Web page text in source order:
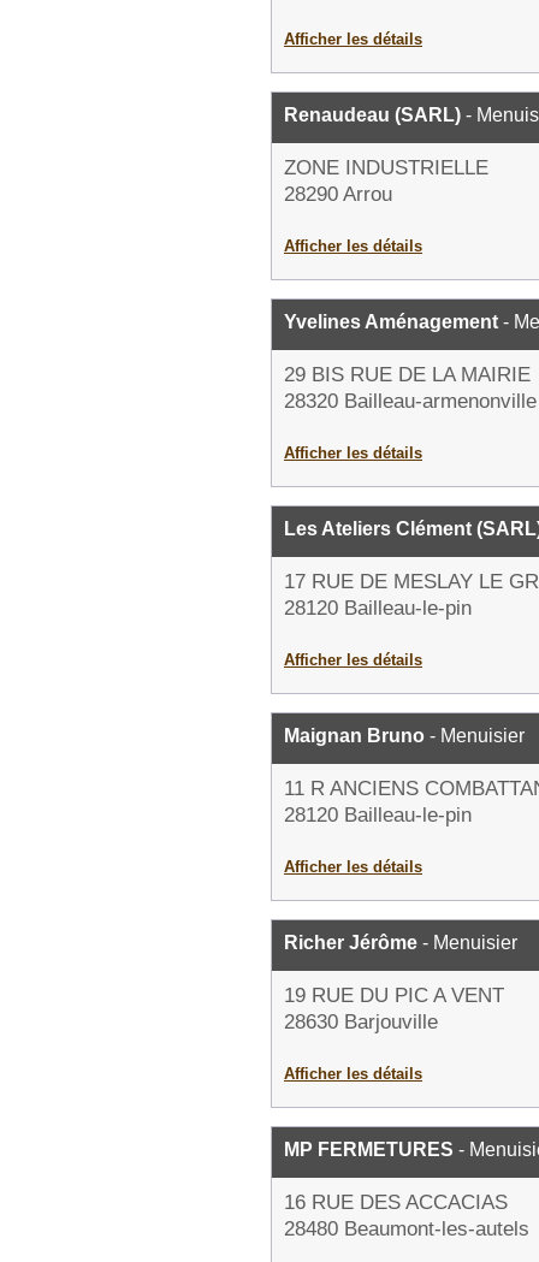
Afficher les détails
Renaudeau (SARL) -
ZONE INDUSTRIELLE
28290 Arrou
Afficher les détails
Yvelines Aménagement -
29 BIS RUE DE LA MAIRIE
28320 Bailleau-armenonville
Afficher les détails
Les Ateliers Clément
17 RUE DE MESLAY LE
28120 Bailleau-le-pin
Afficher les détails
Maignan Bruno - Menuisier
11 R ANCIENS
28120 Bailleau-le-pin
Afficher les détails
Richer Jérôme - Menuisier
19 RUE DU PIC A VENT
28630 Barjouville
Afficher les détails
MP FERMETURES -
16 RUE DES ACCACIAS
28480 Beaumont-les-autels